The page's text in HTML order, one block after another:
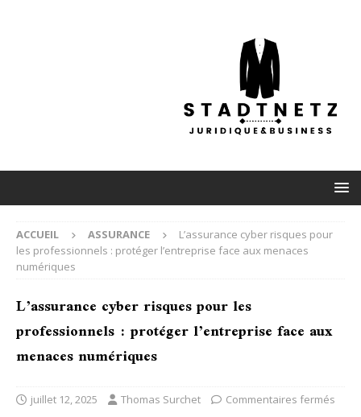
ACCUEIL ASSURANCE
L’assurance cyber risques pour
les professionnels : protéger l’entreprise face aux menaces
numériques
L’assurance cyber risques pour les
professionnels : protéger l’entreprise face aux
menaces numériques
juillet 12, 2025 Thomas Surchet Commentaires fermés